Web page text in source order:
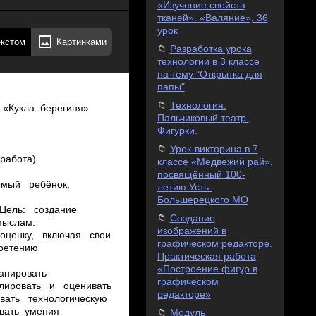
Картинками
«Изучение свойств
тканей». «Валяние», 36
урок
Разработка урока
технологии в 3 классе
на тему "Открытка для
папы"
Технология.
Пальчиковый театр.
Фигурки.
Урок-викторина в 7
классе «Медвежий рай»,
посвящённый 100-
летию Усть-
Большерецкого МО
Создание
изображений в
графическом редакторе.
Практическая работа
«Построение фигур в
графическом
редакторе»
Модуль